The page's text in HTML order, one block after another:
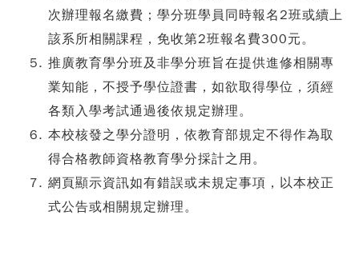
次辦理報名繳費；學分班學員同時報名2班或續上
該系所相關課程，免收第2班報名費300元。
推廣教育學分班及非學分班旨在提供進修相關專
業知能，不授予學位證書，如欲取得學位，須經
各類入學考試通過後依規定辦理。
本校核發之學分證明，依教育部規定不得作為取
得合格教師資格教育學分採計之用。
網頁顯示資訊如有錯誤或未規定事項，以本校正
式公告或相關規定辦理。